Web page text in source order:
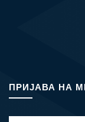
ПРИЈАВА НА